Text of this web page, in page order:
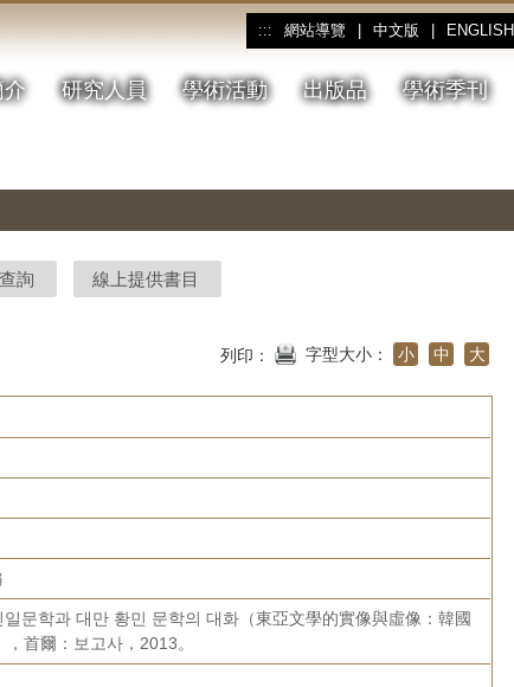
::: 網站導覽 中文版 ENGLISH
介 研究人員 學術活動 出版品 學術季刊
詢 線上提供書目
列印： 字型大小： 小 中 大
문학과 대만 황민 문학의 대화（東亞文學的實像與虛像：韓國
首爾：보고사，2013。